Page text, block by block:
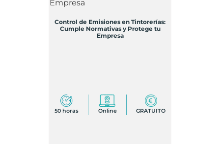
Control de Emisiones en Tintorerías:
Cumple Normativas y Protege tu
Empresa
50 horas Online GRATUITO